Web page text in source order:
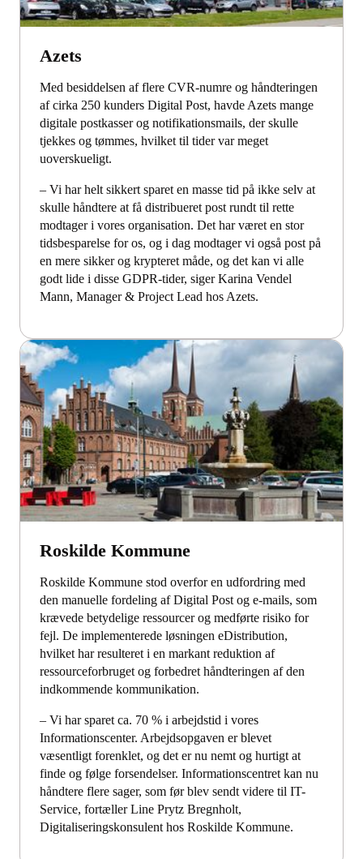
Azets
Med besiddelsen af flere CVR-numre og håndteringen
af cirka 250 kunders Digital Post, havde Azets mange
digitale postkasser og notifikationsmails, der skulle
tjekkes og tømmes, hvilket til tider var meget
uoverskueligt.
– Vi har helt sikkert sparet en masse tid på ikke selv at
skulle håndtere at få distribueret post rundt til rette
modtager i vores organisation. Det har været en stor
tidsbesparelse for os, og i dag modtager vi også post på
en mere sikker og krypteret måde, og det kan vi alle
godt lide i disse GDPR-tider, siger Karina Vendel
Mann, Manager & Project Lead hos Azets.
Roskilde Kommune
Roskilde Kommune stod overfor en udfordring med
den manuelle fordeling af Digital Post og e-mails, som
krævede betydelige ressourcer og medførte risiko for
fejl. De implementerede løsningen eDistribution,
hvilket har resulteret i en markant reduktion af
ressourceforbruget og forbedret håndteringen af den
indkommende kommunikation.
– Vi har sparet ca. 70 % i arbejdstid i vores
Informationscenter. Arbejdsopgaven er blevet
væsentligt forenklet, og det er nu nemt og hurtigt at
finde og følge forsendelser. Informationscentret kan nu
håndtere flere sager, som før blev sendt videre til IT-
Service, fortæller Line Prytz Bregnholt,
Digitaliseringskonsulent hos Roskilde Kommune.